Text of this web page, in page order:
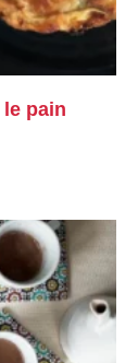
pain